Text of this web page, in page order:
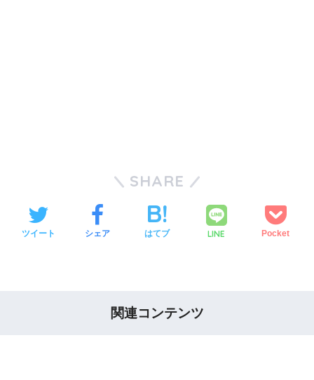
SHARE
ツイート シェア はてブ LINE Pocket
関連コンテンツ